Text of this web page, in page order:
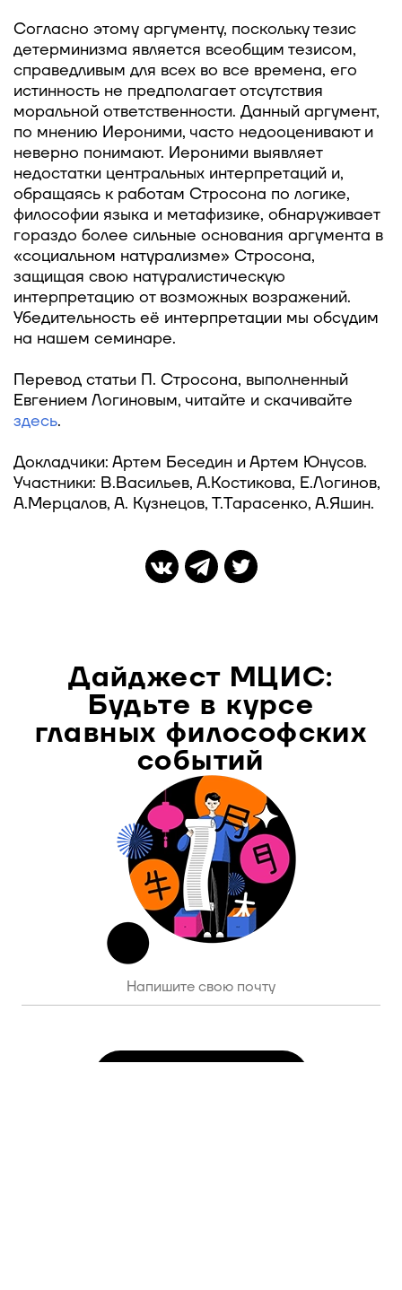
Согласно этому аргументу, поскольку тезис
детерминизма является всеобщим тезисом,
справедливым для всех во все времена, его
истинность не предполагает отсутствия
моральной ответственности. Данный аргумент,
по мнению Иероними, часто недооценивают и
неверно понимают. Иероними выявляет
недостатки центральных интерпретаций и,
обращаясь к работам Стросона по логике,
философии языка и метафизике, обнаруживает
гораздо более сильные основания аргумента в
«социальном натурализме» Стросона,
защищая свою натуралистическую
интерпретацию от возможных возражений.
Убедительность её интерпретации мы обсудим
на нашем семинаре.
Перевод статьи П. Стросона, выполненный
Евгением Логиновым, читайте и скачивайте
здесь.
Докладчики: Артем Беседин и Артем Юнусов.
Участники: В.Васильев, А.Костикова, Е.Логинов,
А.Мерцалов, А. Кузнецов, Т.Тарасенко, А.Яшин.
Дайджест МЦИС:
Будьте в курсе
главных философских
событий